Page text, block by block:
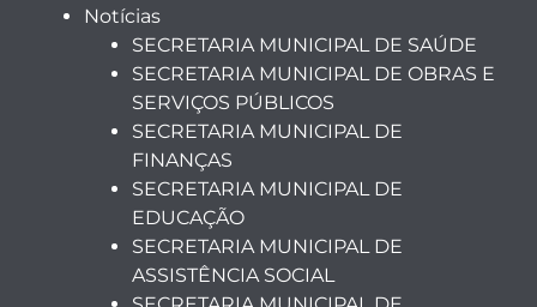
Notícias
SECRETARIA MUNICIPAL DE SAÚDE
SECRETARIA MUNICIPAL DE OBRAS E
SERVIÇOS PÚBLICOS
SECRETARIA MUNICIPAL DE
FINANÇAS
SECRETARIA MUNICIPAL DE
EDUCAÇÃO
SECRETARIA MUNICIPAL DE
ASSISTÊNCIA SOCIAL